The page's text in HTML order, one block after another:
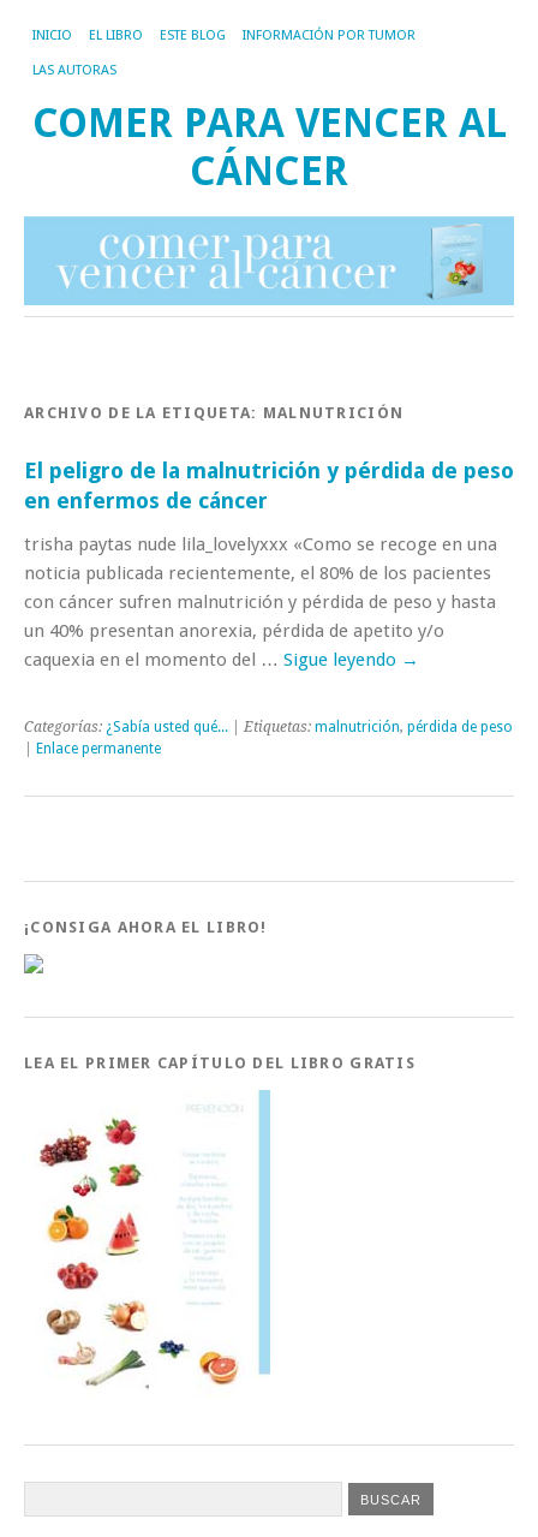
INICIO EL LIBRO ESTE BLOG INFORMACIÓN POR TUMOR
LAS AUTORAS
COMER PARA VENCER AL
CÁNCER
ARCHIVO DE LA ETIQUETA: MALNUTRICIÓN
El peligro de la malnutrición y pérdida de peso
en enfermos de cáncer
trisha paytas nude lila_lovelyxxx «Como se recoge en una
noticia publicada recientemente, el 80% de los pacientes
con cáncer sufren malnutrición y pérdida de peso y hasta
un 40% presentan anorexia, pérdida de apetito y/o
caquexia en el momento del … Sigue leyendo →
Categorías: ¿Sabía usted qué... | Etiquetas: malnutrición, pérdida de peso
Enlace permanente
¡CONSIGA AHORA EL LIBRO!
LEA EL PRIMER CAPÍTULO DEL LIBRO GRATIS